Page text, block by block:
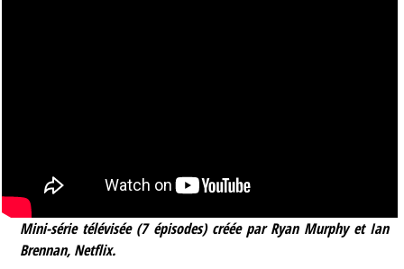
Mini-série télévisée (7 épisodes) créée par Ryan Murphy et Ian
Brennan, Netflix.